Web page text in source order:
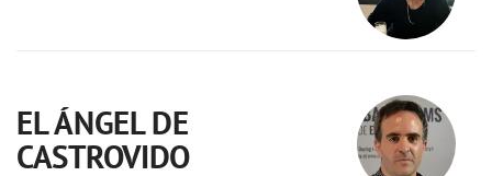
EL ÁNGEL DE
CASTROVIDO